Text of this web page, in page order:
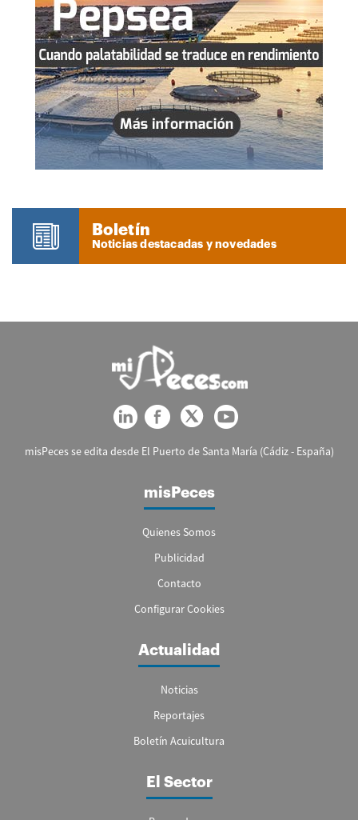
Boletín
Noticias destacadas y novedades
misPeces se edita desde El Puerto de Santa María (Cádiz - España)
misPeces
Quienes Somos
Publicidad
Contacto
Configurar Cookies
Actualidad
Noticias
Reportajes
Boletín Acuicultura
El Sector